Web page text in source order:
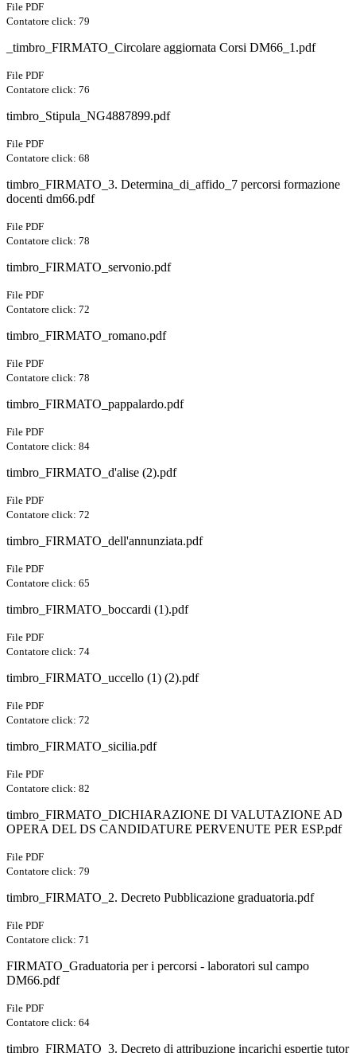
File PDF
Contatore click: 79
_timbro_FIRMATO_Circolare aggiornata Corsi DM66_1.pdf
File PDF
Contatore click: 76
timbro_Stipula_NG4887899.pdf
File PDF
Contatore click: 68
timbro_FIRMATO_3. Determina_di_affido_7 percorsi formazione
docenti dm66.pdf
File PDF
Contatore click: 78
timbro_FIRMATO_servonio.pdf
File PDF
Contatore click: 72
timbro_FIRMATO_romano.pdf
File PDF
Contatore click: 78
timbro_FIRMATO_pappalardo.pdf
File PDF
Contatore click: 84
timbro_FIRMATO_d'alise (2).pdf
File PDF
Contatore click: 72
timbro_FIRMATO_dell'annunziata.pdf
File PDF
Contatore click: 65
timbro_FIRMATO_boccardi (1).pdf
File PDF
Contatore click: 74
timbro_FIRMATO_uccello (1) (2).pdf
File PDF
Contatore click: 72
timbro_FIRMATO_sicilia.pdf
File PDF
Contatore click: 82
timbro_FIRMATO_DICHIARAZIONE DI VALUTAZIONE AD
OPERA DEL DS CANDIDATURE PERVENUTE PER ESP.pdf
File PDF
Contatore click: 79
timbro_FIRMATO_2. Decreto Pubblicazione graduatoria.pdf
File PDF
Contatore click: 71
FIRMATO_Graduatoria per i percorsi - laboratori sul campo
DM66.pdf
File PDF
Contatore click: 64
timbro_FIRMATO_3. Decreto di attribuzione incarichi espertie tutor